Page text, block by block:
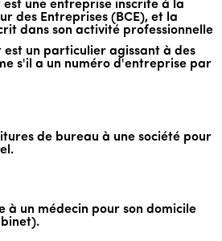
est une entreprise inscrite à la
des Entreprises (BCE), et la
dans son activité professionnelle
est un particulier agissant à des
s'il a un numéro d'entreprise par
de bureau à une société pour
à un médecin pour son domicile